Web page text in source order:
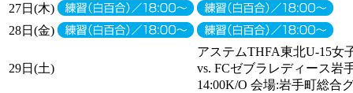
27日(木)
28日(金)
29日(土)
アステムTHFA東北U-15女
vs. FCゼブラレディース岩
14:00K/O 会場:岩手町総合